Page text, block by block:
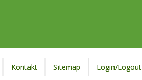
Kontakt Sitemap Login/Logout